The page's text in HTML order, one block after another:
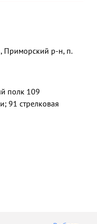
Приморский р-н, п.
полк 109
91 стрелковая